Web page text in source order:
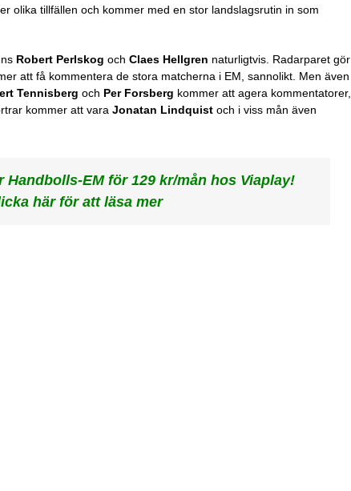
olika tillfällen och kommer med en stor landslagsrutin in som
Robert Perlskog och Claes Hellgren naturligtvis. Radarparet gör
att få kommentera de stora matcherna i EM, sannolikt. Men även
Tennisberg och Per Forsberg kommer att agera kommentatorer,
kommer att vara Jonatan Lindquist och i viss mån även
Handbolls-EM för 129 kr/mån hos Viaplay!
här för att läsa mer